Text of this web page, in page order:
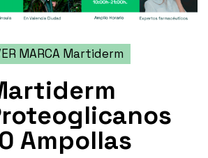
MARCA Martiderm
Ampollas